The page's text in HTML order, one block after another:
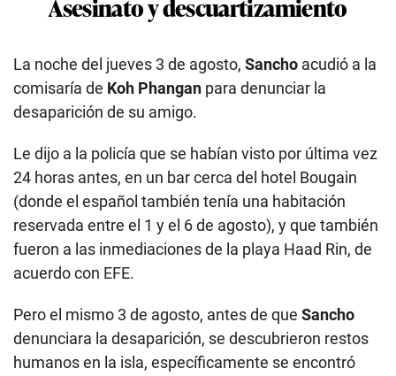
La noche del jueves 3 de agosto, Sancho acudió a la
comisaría de Koh Phangan para denunciar la
desaparición de su amigo.
Le dijo a la policía que se habían visto por última vez
24 horas antes, en un bar cerca del hotel Bougain
(donde el español también tenía una habitación
reservada entre el 1 y el 6 de agosto), y que también
fueron a las inmediaciones de la playa Haad Rin, de
acuerdo con EFE.
Pero el mismo 3 de agosto, antes de que Sancho
denunciara la desaparición, se descubrieron restos
humanos en la isla, específicamente se encontró